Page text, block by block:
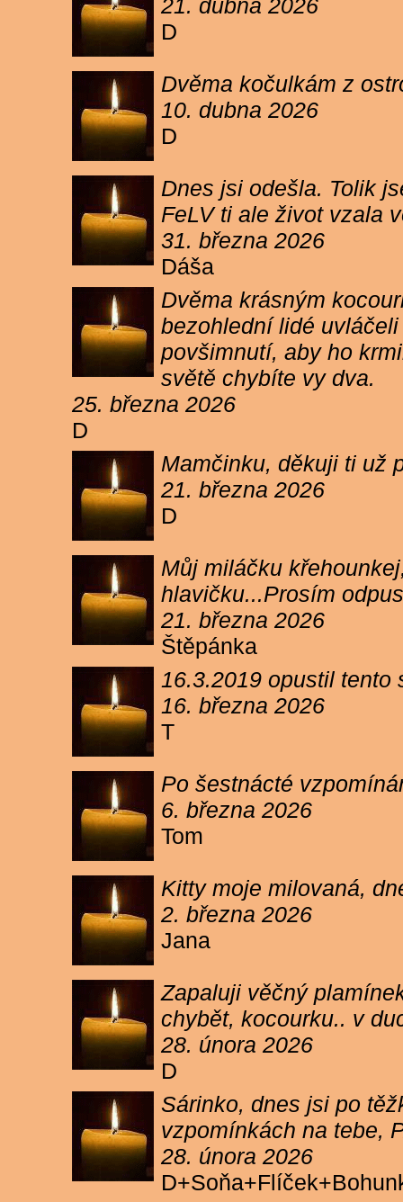
21. dubna 2026
D
Dvěma kočulkám z
10. dubna 2026
D
Dnes jsi odešla. Tolik
FeLV ti ale život vzala
31. března 2026
Dáša
Dvěma krásným
bezohlední lidé
povšimnutí, aby ho
světě chybíte vy dva.
25. března 2026
D
Mamčinku, děkuji ti už
21. března 2026
D
Můj miláčku
hlavičku...Prosím
21. března 2026
Štěpánka
16.3.2019 opustil
16. března 2026
T
Po šestnácté
6. března 2026
Tom
Kitty moje milovaná,
2. března 2026
Jana
Zapaluji věčný
chybět, kocourku.. v
28. února 2026
D
Sárinko, dnes jsi po
vzpomínkách na tebe,
28. února 2026